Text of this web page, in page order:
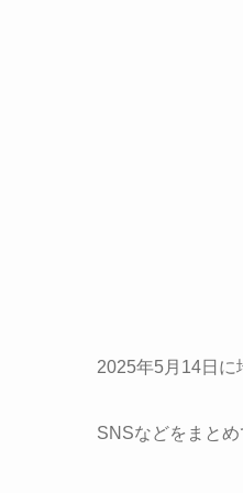
2025年5月14日に
SNSなどをまとめ